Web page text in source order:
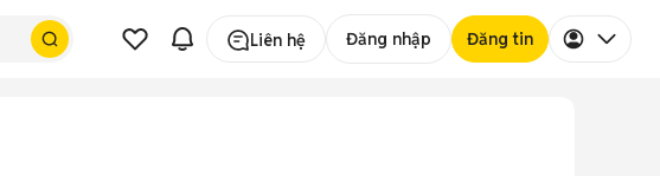
Liên hệ Đăng nhập Đăng tin